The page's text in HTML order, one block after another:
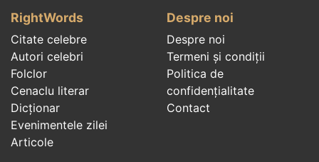
RightWords
Citate celebre
Autori celebri
Folclor
Cenaclu literar
Dicționar
Evenimentele zilei
Articole
Despre noi
Despre noi
Termeni și condiții
Politica de
confidenţialitate
Contact